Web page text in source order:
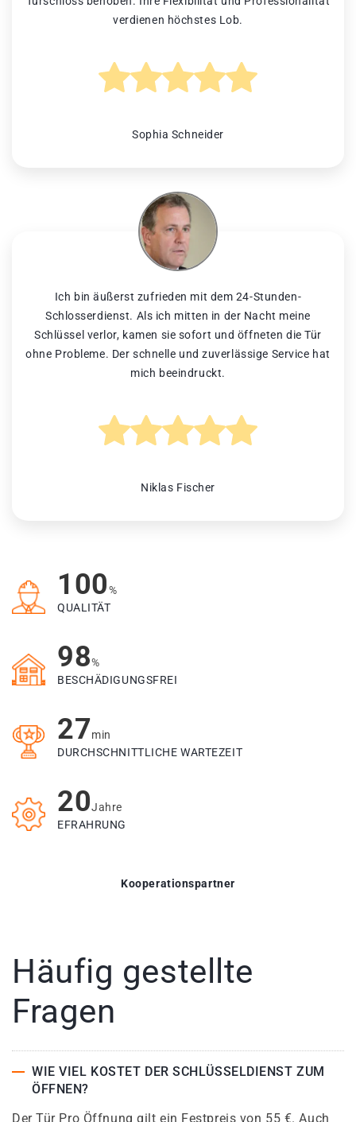
verdienen höchstes Lob.
Sophia Schneider
Ich bin äußerst zufrieden mit dem 24-Stunden-
Schlosserdienst. Als ich mitten in der Nacht meine
Schlüssel verlor, kamen sie sofort und öffneten die Tür
ohne Probleme. Der schnelle und zuverlässige Service hat
mich beeindruckt.
Niklas Fischer
100%
QUALITÄT
98%
BESCHÄDIGUNGSFREI
27min
DURCHSCHNITTLICHE WARTEZEIT
20Jahre
EFRAHRUNG
Kooperationspartner
Häufig gestellte
Fragen
WIE VIEL KOSTET DER SCHLÜSSELDIENST ZUM
ÖFFNEN?
Der Tür Pro Öffnung gilt ein Festpreis von 55 €. Auch